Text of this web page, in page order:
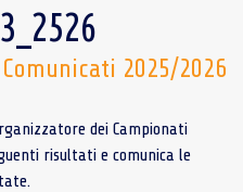
Comunicati 2025/2026
dei Campionati
risultati e comunica le